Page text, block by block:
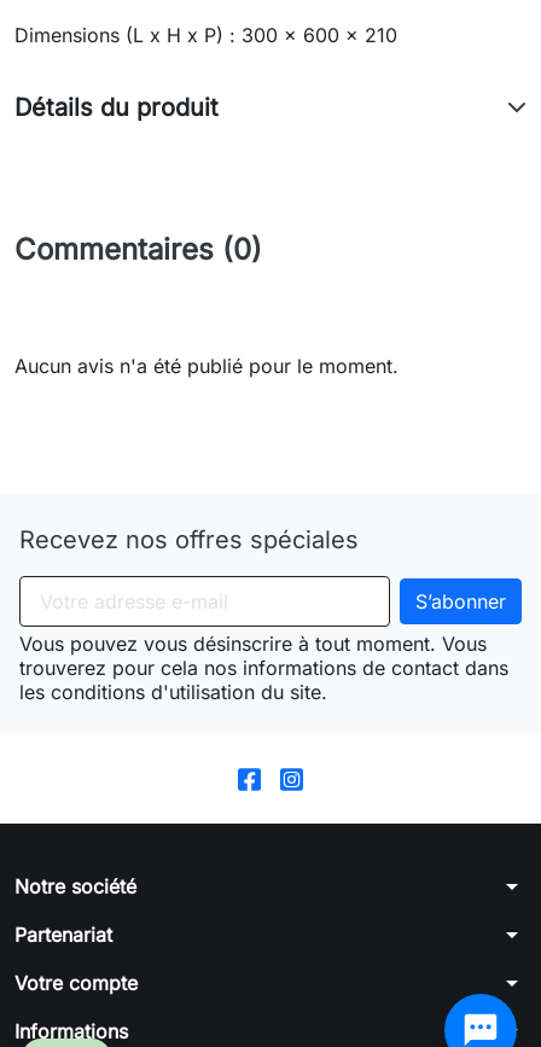
Dimensions (L x H x P) : 300 x 600 x 210
Détails du produit
Commentaires (0)
Aucun avis n'a été publié pour le moment.
Recevez nos offres spéciales
Vous pouvez vous désinscrire à tout moment. Vous
trouverez pour cela nos informations de contact dans
les conditions d'utilisation du site.
Notre société arrow_drop_down
Partenariat arrow_drop_down
Votre compte arrow_drop_down
Informations arrow_drop_down